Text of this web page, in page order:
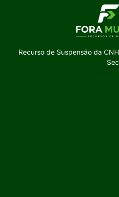
Recurso de Suspensão da